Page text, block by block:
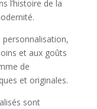
l’histoire de la
personnalisation,
et aux goûts
de
et originales.
sont